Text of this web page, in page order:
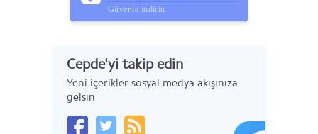
Güvenle indirin
Cepde'yi takip edin
Yeni içerikler sosyal medya akışınıza
gelsin